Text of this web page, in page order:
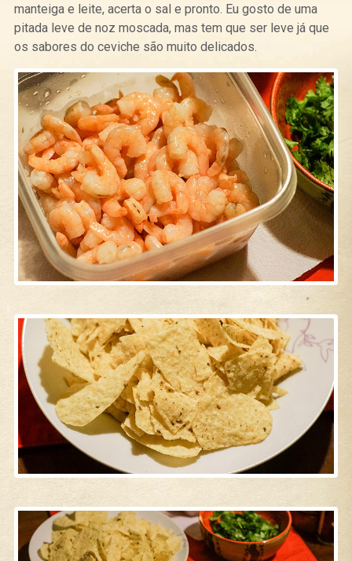
manteiga e leite, acerta o sal e pronto. Eu gosto de uma
pitada leve de noz moscada, mas tem que ser leve já que
os sabores do ceviche são muito delicados.